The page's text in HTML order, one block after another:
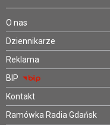
O nas
Dziennikarze
Reklama
BIP
Kontakt
Ramówka Radia Gdańsk